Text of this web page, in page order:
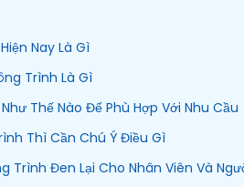
Nay Là Gì
Trình Là Gì
Thế Nào Để Phù Hợp Với Nhu Cầu
Thì Cần Chú Ý Điều Gì
Đen Lại Cho Nhân Viên Và